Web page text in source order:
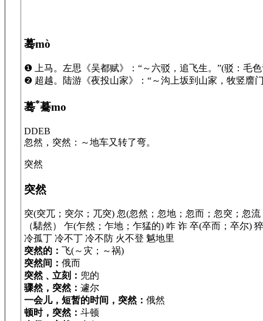
蓦mò
❶ 上马。左思《吴都赋》：“～六驳，追飞生。”(驳：毛
❷ 超越。陆游《夜投山家》：“～沟上坂到山家，牧竖譍
蓦*驀mo
DDEB
忽然，突然：～地车又转了弯。
突然
突然
突(突兀；突尔；兀突) 忽(忽然；忽地；忽而；忽突；忽
（騞然） 乍(乍然；乍地；乍猛的) 咋 诈 卒(卒而；卒尔)
冷孤丁 冷不丁 冷不防 火不登 魆地里
突然的：
飞(～灾；～祸)
突然间： 俄而
突然﹑立刻： 兜的
骤然，突然： 遽尔
一会儿，短暂的时间，突然： 俄然
顿时，突然： 斗顿